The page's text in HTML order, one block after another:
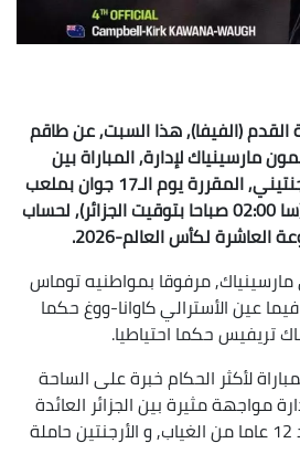
(الفيفا), هذا السبت, عن طاقم
مارسينياك لإدارة, المباراة بين
المنتخبين الجزائري و الأرجنتيني, المقررة يوم الـ17 جوان بملعب
آروهيد بكانساس سيتي (سا 02:00 صباحا بتوقيت الجزائر), لحساب
لكأس العالم-2026.
مرفوقا بمواطنيه توماس
عين الأسترالي كاوانا-ووغ حكما
تريفيس حكما احتياطيا.
لأكثر الحكام خبرة على الساحة
مواجهة مثيرة بين الجزائر العائدة
لمنافسة كأس العالم بعد 12 عاما من الغياب, و الأرجنتين حاملة